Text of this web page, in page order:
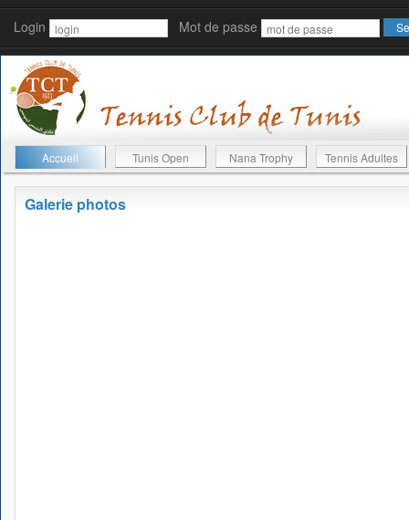
Login Mot de passe
Accueil Tunis Open Nana Trophy Tennis Adultes
Galerie photos